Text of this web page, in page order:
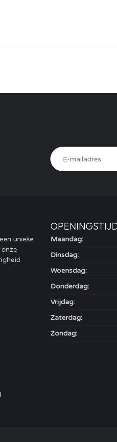
unieke
Maandag:
Dinsdag:
Woensdag:
Donderdag:
Vrijdag:
Zaterdag:
Zondag: